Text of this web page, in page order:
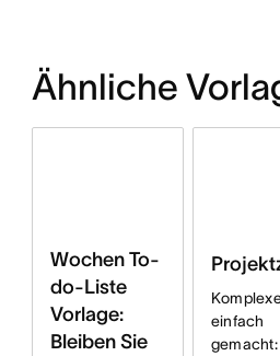
Ähnliche
Wochen To-
do-Liste
Vorlage:
Bleiben Sie
einfach
gemacht: